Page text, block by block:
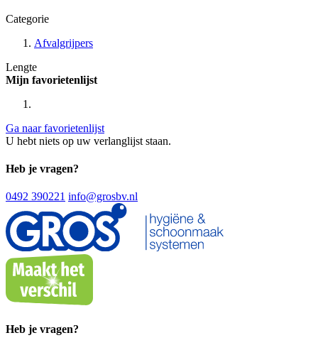
Categorie
Afvalgrijpers
Lengte
Mijn favorietenlijst
Ga naar favorietenlijst
U hebt niets op uw verlanglijst staan.
Heb je vragen?
0492 390221 info@grosbv.nl
Heb je vragen?